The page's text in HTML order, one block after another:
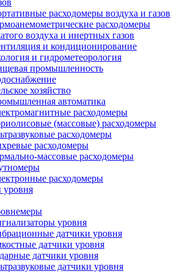
расходомеры воздуха и газов
расходомеры
воздуха и инертных газов
и кондиционирование
и гидрометеорология
промышленность
хозяйство
автоматика
расходомеры
(массовые) расходомеры
расходомеры
расходомеры
массовые расходомеры
расходомеры
уровня
уровня
датчики уровня
датчики уровня
датчики уровня
датчики уровня